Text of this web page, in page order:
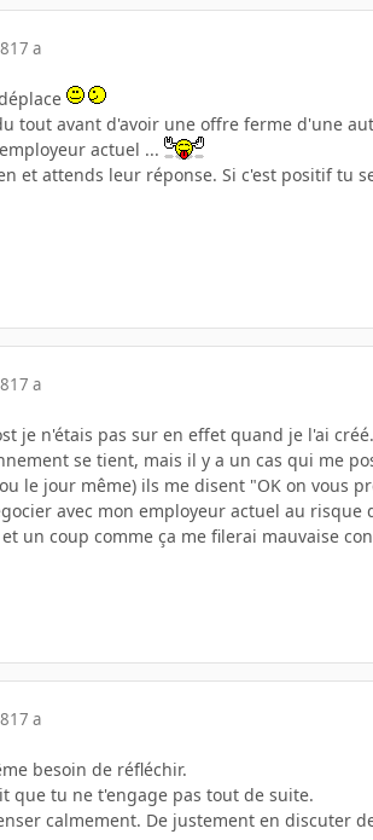
17 a
tout avant d'avoir une offre ferme d'une
actuel ...
et attends leur réponse. Si c'est positif tu
17 a
je n'étais pas sur en effet quand je l'ai créé.
se tient, mais il y a un cas qui me
le jour même) ils me disent "OK on vous
avec mon employeur actuel au
un coup comme ça me filerai mauvaise
17 a
besoin de réfléchir.
que tu ne t'engage pas tout de suite.
calmement. De justement en discuter